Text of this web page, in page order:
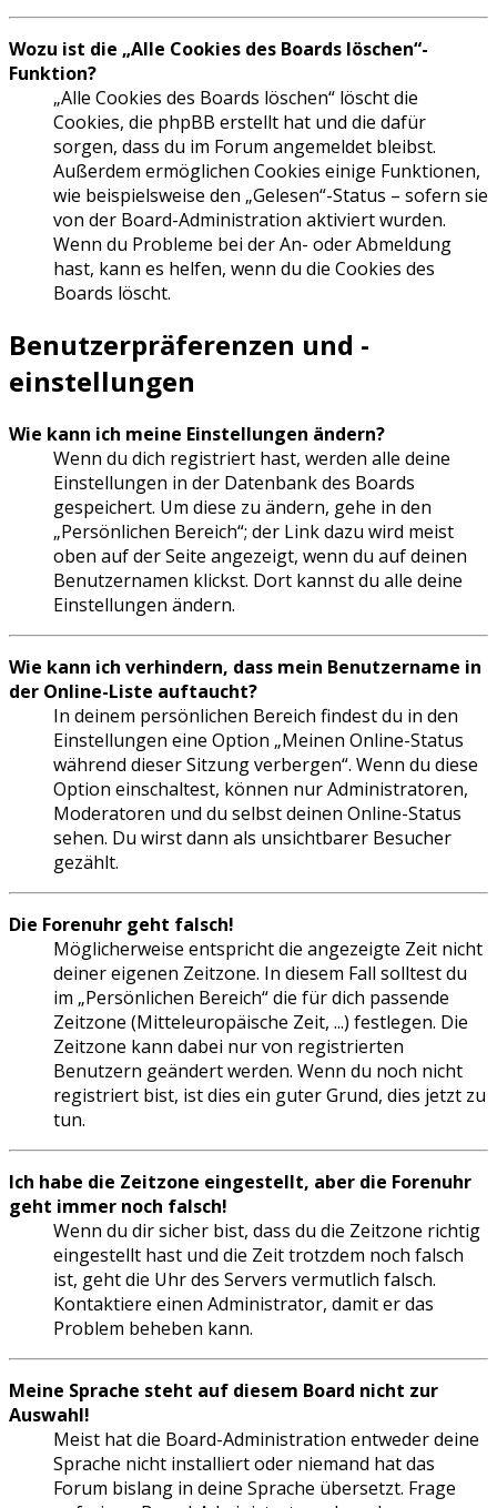
Wozu ist die „Alle Cookies des Boards löschen“-
Funktion?
„Alle Cookies des Boards löschen“ löscht die
Cookies, die phpBB erstellt hat und die dafür
sorgen, dass du im Forum angemeldet bleibst.
Außerdem ermöglichen Cookies einige Funktionen,
wie beispielsweise den „Gelesen“-Status – sofern sie
von der Board-Administration aktiviert wurden.
Wenn du Probleme bei der An- oder Abmeldung
hast, kann es helfen, wenn du die Cookies des
Boards löscht.
Benutzerpräferenzen und -
einstellungen
Wie kann ich meine Einstellungen ändern?
Wenn du dich registriert hast, werden alle deine
Einstellungen in der Datenbank des Boards
gespeichert. Um diese zu ändern, gehe in den
„Persönlichen Bereich“; der Link dazu wird meist
oben auf der Seite angezeigt, wenn du auf deinen
Benutzernamen klickst. Dort kannst du alle deine
Einstellungen ändern.
Wie kann ich verhindern, dass mein Benutzername in
der Online-Liste auftaucht?
In deinem persönlichen Bereich findest du in den
Einstellungen eine Option „Meinen Online-Status
während dieser Sitzung verbergen“. Wenn du diese
Option einschaltest, können nur Administratoren,
Moderatoren und du selbst deinen Online-Status
sehen. Du wirst dann als unsichtbarer Besucher
gezählt.
Die Forenuhr geht falsch!
Möglicherweise entspricht die angezeigte Zeit nicht
deiner eigenen Zeitzone. In diesem Fall solltest du
im „Persönlichen Bereich“ die für dich passende
Zeitzone (Mitteleuropäische Zeit, ...) festlegen. Die
Zeitzone kann dabei nur von registrierten
Benutzern geändert werden. Wenn du noch nicht
registriert bist, ist dies ein guter Grund, dies jetzt zu
tun.
Ich habe die Zeitzone eingestellt, aber die Forenuhr
geht immer noch falsch!
Wenn du dir sicher bist, dass du die Zeitzone richtig
eingestellt hast und die Zeit trotzdem noch falsch
ist, geht die Uhr des Servers vermutlich falsch.
Kontaktiere einen Administrator, damit er das
Problem beheben kann.
Meine Sprache steht auf diesem Board nicht zur
Auswahl!
Meist hat die Board-Administration entweder deine
Sprache nicht installiert oder niemand hat das
Forum bislang in deine Sprache übersetzt. Frage